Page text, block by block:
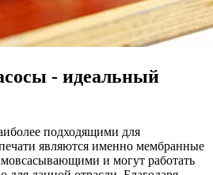
- идеальный
подходящими для
являются именно мембранные
и могут работать